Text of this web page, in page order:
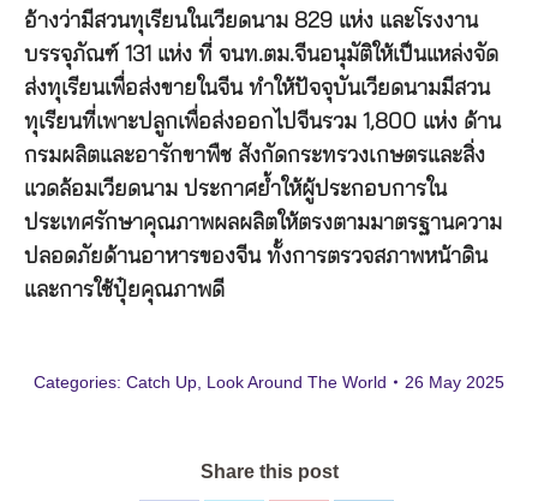
อ้างว่ามีสวนทุเรียนในเวียดนาม 829 แห่ง และโรงงาน
บรรจุภัณฑ์ 131 แห่ง ที่ จนท.ตม.จีนอนุมัติให้เป็นแหล่งจัด
ส่งทุเรียนเพื่อส่งขายในจีน ทำให้ปัจจุบันเวียดนามมีสวน
ทุเรียนที่เพาะปลูกเพื่อส่งออกไปจีนรวม 1,800 แห่ง ด้าน
กรมผลิตและอารักขาพืช สังกัดกระทรวงเกษตรและสิ่ง
แวดล้อมเวียดนาม ประกาศย้ำให้ผู้ประกอบการใน
ประเทศรักษาคุณภาพผลผลิตให้ตรงตามมาตรฐานความ
ปลอดภัยด้านอาหารของจีน ทั้งการตรวจสภาพหน้าดิน
และการใช้ปุ๋ยคุณภาพดี
Categories: Catch Up Look Around The World 26 May 2025
Share this post